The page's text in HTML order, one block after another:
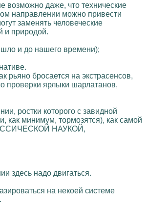
возможно даже, что технические
направлении можно привести
заменять человеческие
и природой.
и до нашего времени);
рьяно бросается на экстрасенсов,
проверки ярлыки шарлатанов,
ростки которого с завидной
как минимум, тормозятся), как самой
НАУКОЙ,
здесь надо двигаться.
на некоей системе